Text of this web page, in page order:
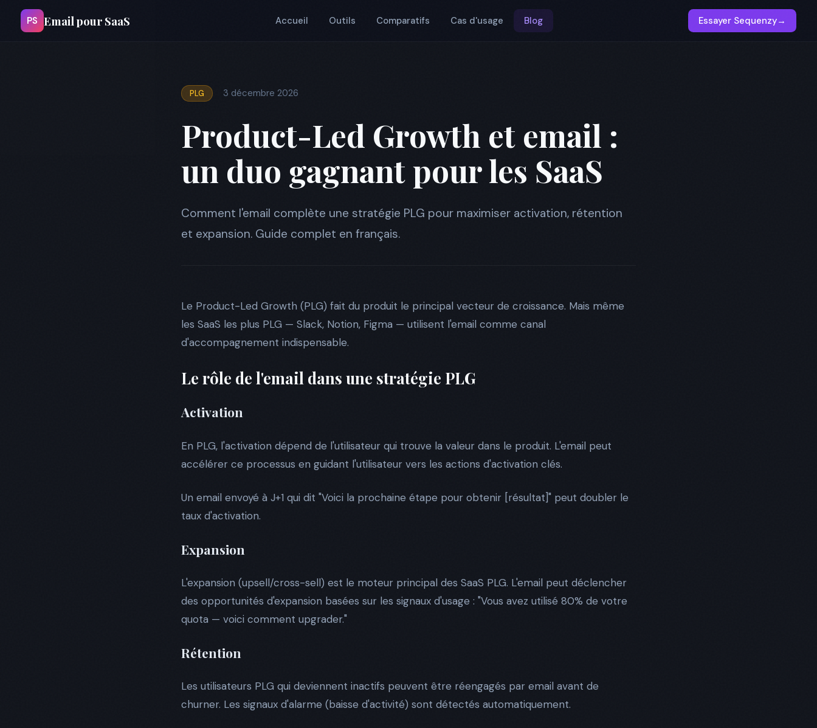
PS Email pour SaaS Accueil Outils Comparatifs Cas d'usage Blog Essayer Sequenzy→
PLG 3 décembre 2026
Product-Led Growth et email :
un duo gagnant pour les SaaS
Comment l'email complète une stratégie PLG pour maximiser activation, rétention
et expansion. Guide complet en français.
Le Product-Led Growth (PLG) fait du produit le principal vecteur de croissance. Mais même
les SaaS les plus PLG — Slack, Notion, Figma — utilisent l'email comme canal
d'accompagnement indispensable.
Le rôle de l'email dans une stratégie PLG
Activation
En PLG, l'activation dépend de l'utilisateur qui trouve la valeur dans le produit. L'email peut
accélérer ce processus en guidant l'utilisateur vers les actions d'activation clés.
Un email envoyé à J+1 qui dit "Voici la prochaine étape pour obtenir [résultat]" peut doubler le
taux d'activation.
Expansion
L'expansion (upsell/cross-sell) est le moteur principal des SaaS PLG. L'email peut déclencher
des opportunités d'expansion basées sur les signaux d'usage : "Vous avez utilisé 80% de votre
quota — voici comment upgrader."
Rétention
Les utilisateurs PLG qui deviennent inactifs peuvent être réengagés par email avant de
churner. Les signaux d'alarme (baisse d'activité) sont détectés automatiquement.